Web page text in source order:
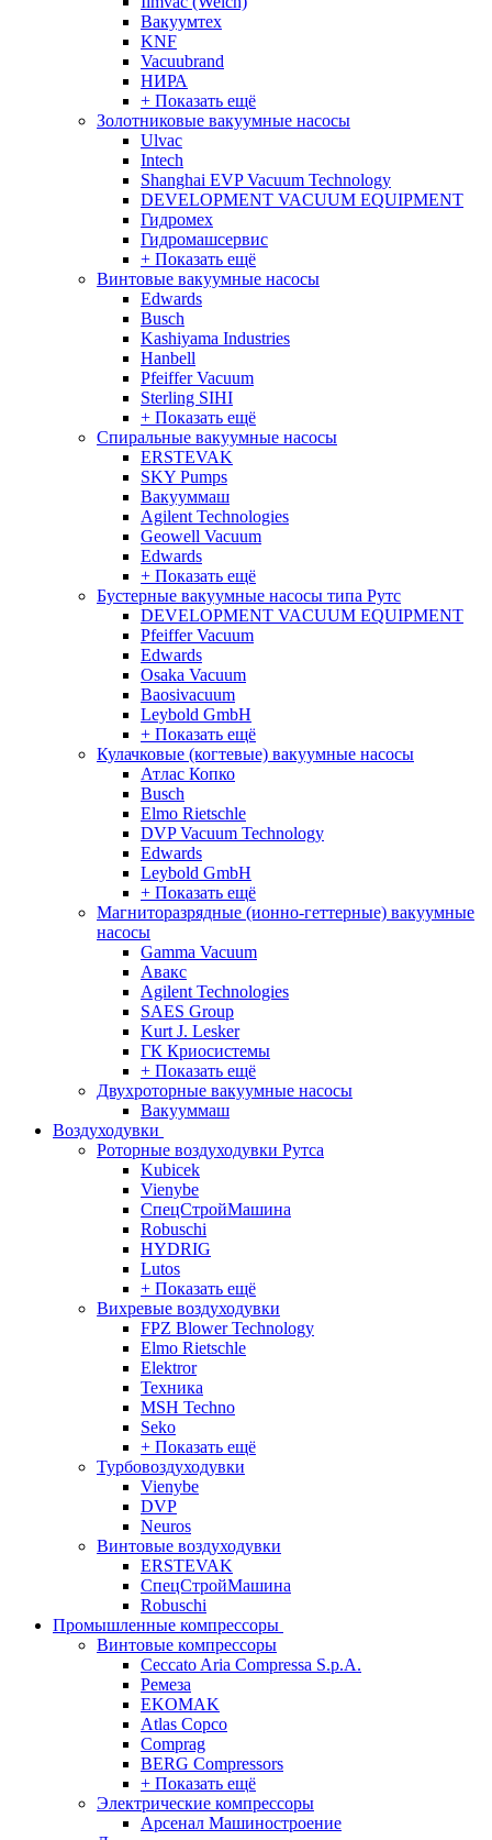
Вакуумтех
KNF
Vacuubrand
НИРА
+ Показать ещё
Золотниковые вакуумные насосы
Ulvac
Intech
Shanghai EVP Vacuum Technology
DEVELOPMENT VACUUM EQUIPMENT
Гидромех
Гидромашсервис
+ Показать ещё
Винтовые вакуумные насосы
Edwards
Busch
Kashiyama Industries
Hanbell
Pfeiffer Vacuum
Sterling SIHI
+ Показать ещё
Спиральные вакуумные насосы
ERSTEVAK
SKY Pumps
Вакууммаш
Agilent Technologies
Geowell Vacuum
Edwards
+ Показать ещё
Бустерные вакуумные насосы типа Рутс
DEVELOPMENT VACUUM EQUIPMENT
Pfeiffer Vacuum
Edwards
Osaka Vacuum
Baosivacuum
Leybold GmbH
+ Показать ещё
Кулачковые (когтевые) вакуумные насосы
Атлас Копко
Busch
Elmo Rietschle
DVP Vacuum Technology
Edwards
Leybold GmbH
+ Показать ещё
Магниторазрядные (ионно-геттерные) вакуумные
насосы
Gamma Vacuum
Авакс
Agilent Technologies
SAES Group
Kurt J. Lesker
ГК Криосистемы
+ Показать ещё
Двухроторные вакуумные насосы
Вакууммаш
Воздуходувки
Роторные воздуходувки Рутса
Kubicek
Vienybe
СпецСтройМашина
Robuschi
HYDRIG
Lutos
+ Показать ещё
Вихревые воздуходувки
FPZ Blower Technology
Elmo Rietschle
Elektror
Техника
MSH Techno
Seko
+ Показать ещё
Турбовоздуходувки
Vienybe
DVP
Neuros
Винтовые воздуходувки
ERSTEVAK
СпецСтройМашина
Robuschi
Промышленные компрессоры
Винтовые компрессоры
Ceccato Aria Compressa S.p.A.
Ремеза
EKOMAK
Atlas Copco
Comprag
BERG Compressors
+ Показать ещё
Электрические компрессоры
Арсенал Машиностроение